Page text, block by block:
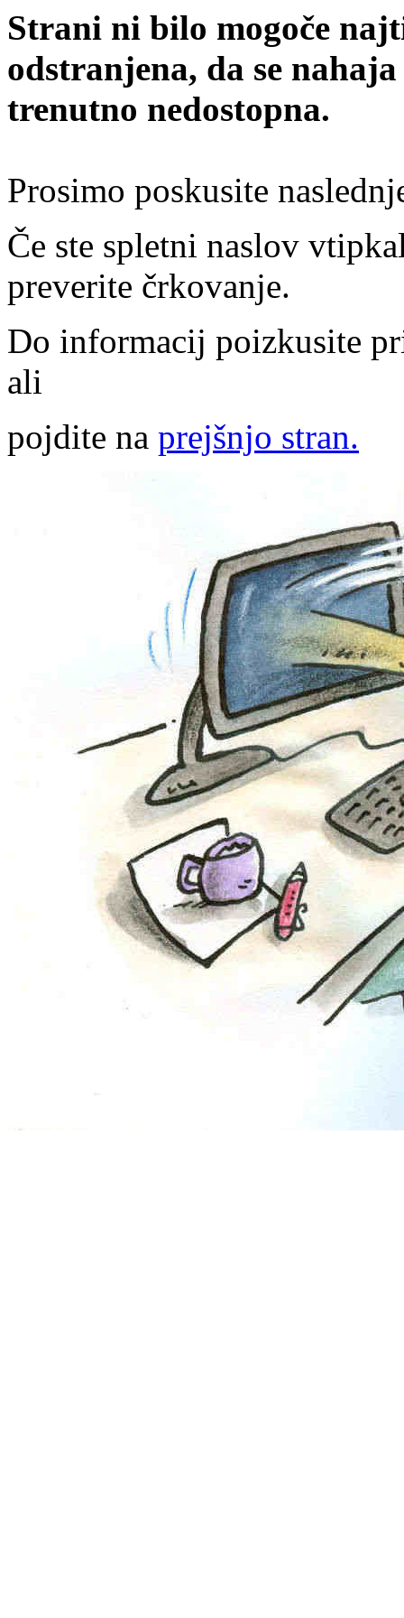
Strani ni bilo mogoče
odstranjena, da se
trenutno nedostopna.
Prosimo poskusite
Če ste spletni naslov
preverite črkovanje.
Do informacij poizkusite
ali
pojdite na prejšnjo stran.